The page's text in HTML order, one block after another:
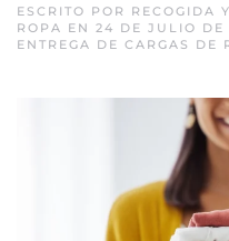
ESCRITO POR RECOGIDA
ROPA EN 24 DE JULIO DE
ENTREGA DE CARGAS DE